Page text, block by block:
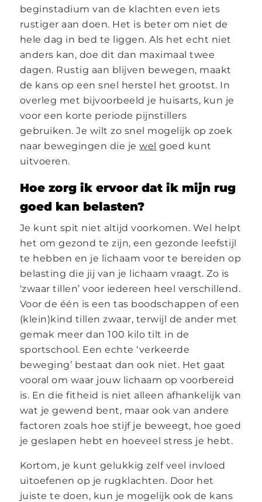
beginstadium van de klachten even iets
rustiger aan doen. Het is beter om niet de
hele dag in bed te liggen. Als het echt niet
anders kan, doe dit dan maximaal twee
dagen. Rustig aan blijven bewegen, maakt
de kans op een snel herstel het grootst. In
overleg met bijvoorbeeld je huisarts, kun je
voor een korte periode pijnstillers
gebruiken. Je wilt zo snel mogelijk op zoek
naar bewegingen die jewel goed kunt
uitvoeren.
Hoe zorg ik ervoor dat ik mijn rug
goed kan belasten?
Je kunt spit niet altijd voorkomen. Wel helpt
het om gezond te zijn, een gezonde leefstijl
te hebben en je lichaam voor te bereiden op
belasting die jij van je lichaam vraagt. Zo is
‘zwaar tillen’ voor iedereen heel verschillend.
Voor de één is een tas boodschappen of een
(klein)kind tillen zwaar, terwijl de ander met
gemak meer dan 100 kilo tilt in de
sportschool. Een echte ‘verkeerde
beweging’ bestaat dan ook niet. Het gaat
vooral om waar jouw lichaam op voorbereid
is. En die fitheid is niet alleen afhankelijk van
wat je gewend bent, maar ook van andere
factoren zoals hoe stijf je beweegt, hoe goed
je geslapen hebt en hoeveel stress je hebt.
Kortom, je kunt gelukkig zelf veel invloed
uitoefenen op je rugklachten. Door het
juiste te doen, kun je mogelijk ook de kans